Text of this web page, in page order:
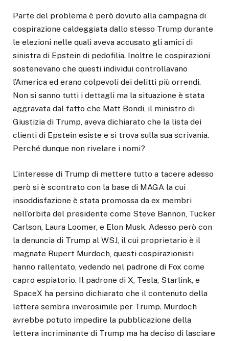
Parte del problema è però dovuto alla campagna di
cospirazione caldeggiata dallo stesso Trump durante
le elezioni nelle quali aveva accusato gli amici di
sinistra di Epstein di pedofilia. Inoltre le cospirazioni
sostenevano che questi individui controllavano
l’America ed erano colpevoli dei delitti più orrendi.
Non si sanno tutti i dettagli ma la situazione è stata
aggravata dal fatto che Matt Bondi, il ministro di
Giustizia di Trump, aveva dichiarato che la lista dei
clienti di Epstein esiste e si trova sulla sua scrivania.
Perché dunque non rivelare i nomi?
L’interesse di Trump di mettere tutto a tacere adesso
però si è scontrato con la base di MAGA la cui
insoddisfazione è stata promossa da ex membri
nell’orbita del presidente come Steve Bannon, Tucker
Carlson, Laura Loomer, e Elon Musk. Adesso però con
la denuncia di Trump al WSJ, il cui proprietario è il
magnate Rupert Murdoch, questi cospirazionisti
hanno rallentato, vedendo nel padrone di Fox come
capro espiatorio. Il padrone di X, Tesla, Starlink, e
SpaceX ha persino dichiarato che il contenuto della
lettera sembra inverosimile per Trump. Murdoch
avrebbe potuto impedire la pubblicazione della
lettera incriminante di Trump ma ha deciso di lasciare